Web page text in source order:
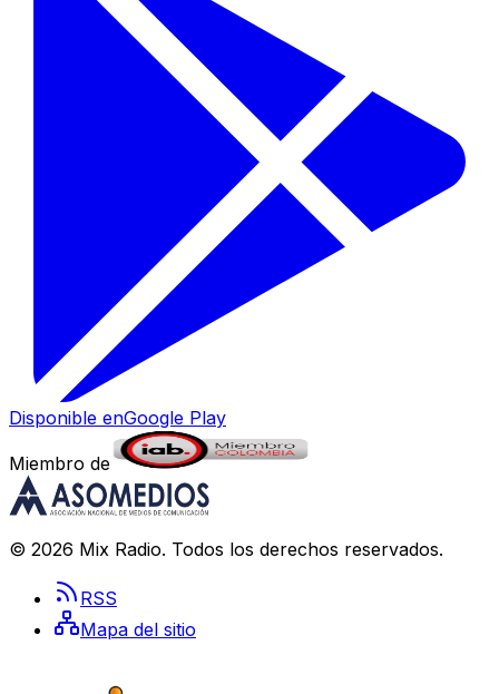
Disponible enGoogle Play
Miembro de
© 2026 Mix Radio. Todos los derechos reservados.
RSS
Mapa del sitio